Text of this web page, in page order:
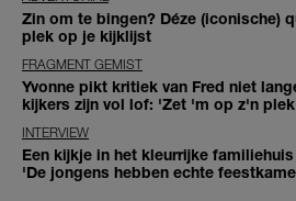
Zin om te bingen? Déze (iconische)
plek op je kijklijst
FRAGMENT GEMIST
Yvonne pikt kritiek van Fred niet
kijkers zijn vol lof: 'Zet 'm op z'n
INTERVIEW
Een kijkje in het kleurrijke
'De jongens hebben echte